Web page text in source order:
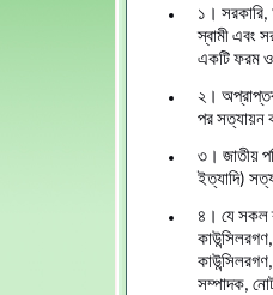
১। সরকারি,
স্বামী এবং
একটি ফরম ও
২।
পর সত্যায়ন
৩। জাতীয়
ইত্যাদি)
৪। যে সকল
সম্পাদক,